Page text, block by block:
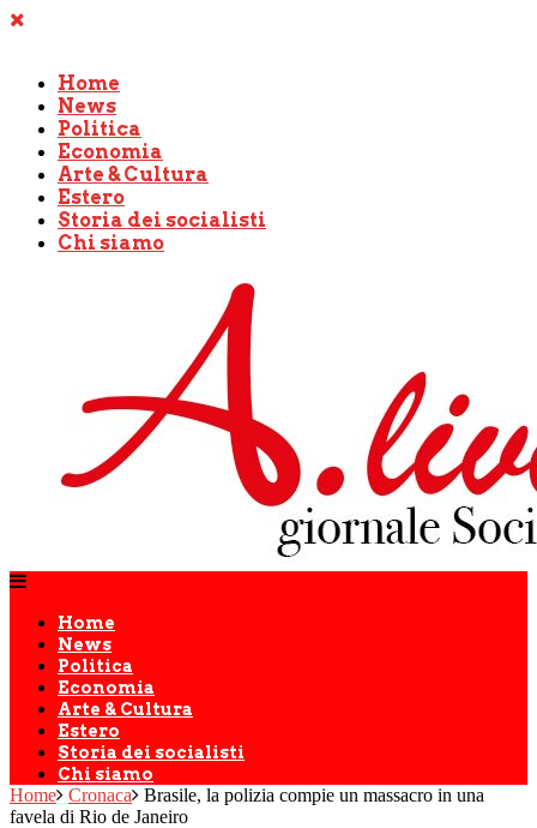
Home
News
Politica
Economia
Arte & Cultura
Estero
Storia dei socialisti
Chi siamo
Home
News
Politica
Economia
Arte & Cultura
Estero
Storia dei socialisti
Chi siamo
Home Cronaca
Brasile, la polizia compie un massacro in una
favela di Rio de Janeiro